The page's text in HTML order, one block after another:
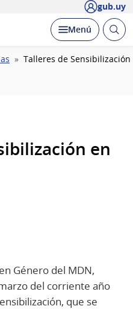
gub.uy
Desplegar
Menú Abrir
Talleres de Sensibilización
en
Género del MDN,
del corriente año
que se